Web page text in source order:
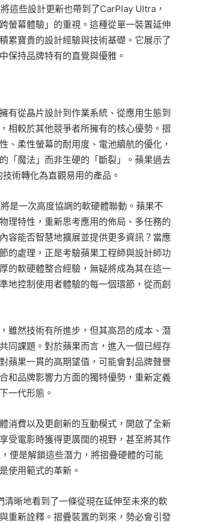
這些設計更新也帶到了CarPlay Ultra，
螢幕體驗」的重視。這種從單一裝置延伸
累寶貴的設計經驗與技術基礎。它展示了
保持品牌特有的直覺與優雅。
有從晶片設計到作業系統、從應用生態到
相較於其他競爭者所擁有的核心優勢。摺
、柔性螢幕的耐用度、電池續航的優化，
魔法」而非生硬的「斷裂」。蘋果過去
術轉化為直觀易用的產品。
是一次高度協調的軟硬體聯動。蘋果不
理特性，重新思考應用的佈局、多任務的
容能否智慧地擴展並提供更多資訊？當應
的處理，正是考驗蘋果工程師與設計師功
的軟硬體整合經驗，無疑將成為其在這一
地控制使用者體驗的每一個環節，從而創
雖然技術有所進步，但其高昂的成本、潛
同課題。對於蘋果而言，進入一個已經存
蘋果一貫的高期望值，可能會對品牌聲譽
和品牌影響力方面的獨特優勢，重新定義
一代形態。
消費以及更創新的互動模式，開啟了全新
受電影時獲得更廣闊的視野，甚至將其作
便是解鎖這些潛力，將摺疊硬體的可能
使用範式的革新。
晰地看到了一條從現在延伸至未來的軟
重新詮釋。摺疊裝置的到來，勢必會引發